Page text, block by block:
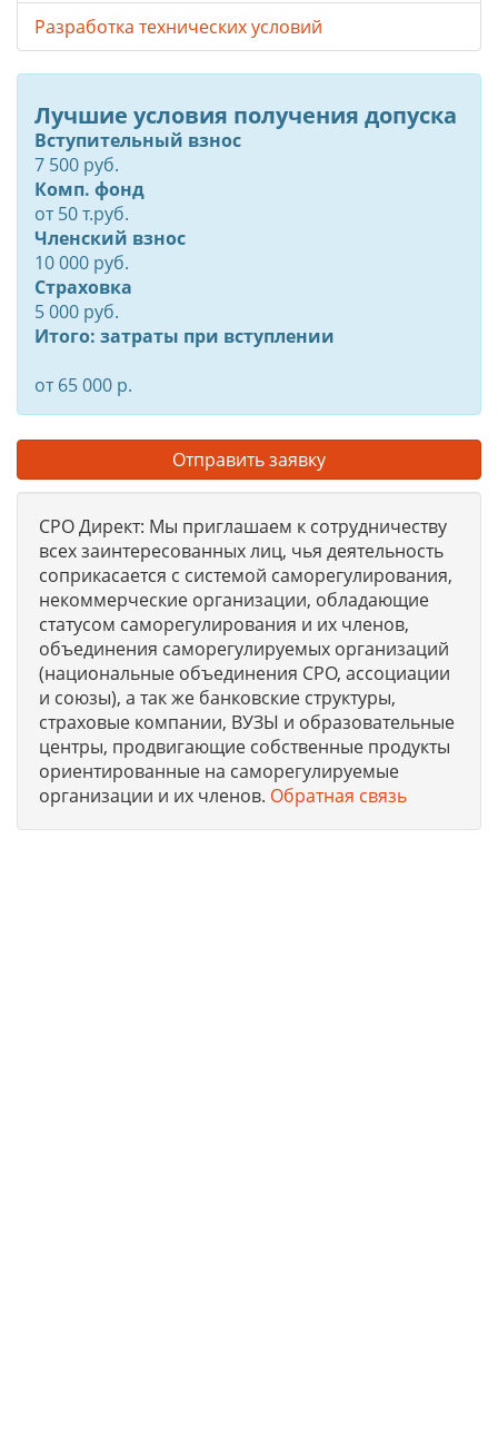
Разработка технических условий
Лучшие условия получения допуска
Вступительный взнос
7 500 руб.
Комп. фонд
от50т.руб.
Членский взнос
10 000 руб.
Страховка
5 000 руб.
Итого: затраты при вступлении
от 65 000 р.
Отправить заявку
СРО Директ: Мы приглашаем к сотрудничеству
всех заинтересованных лиц, чья деятельность
соприкасается с системой саморегулирования,
некоммерческие организации, обладающие
статусом саморегулирования и их членов,
объединения саморегулируемых организаций
(национальные объединения СРО, ассоциации
и союзы), а так же банковские структуры,
страховые компании, ВУЗЫ и образовательные
центры, продвигающие собственные продукты
ориентированные на саморегулируемые
организации и их членов. Обратная связь